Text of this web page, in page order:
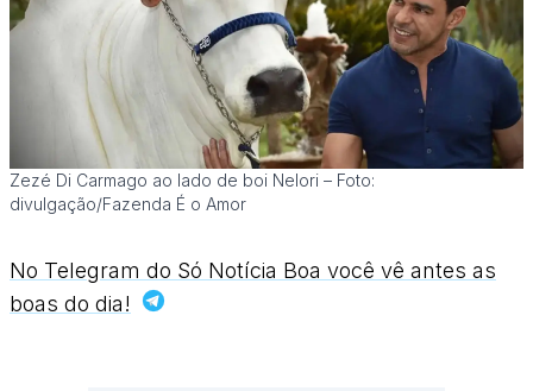
Zezé Di Carmago ao lado de boi Nelori – Foto:
divulgação/Fazenda É o Amor
No Telegram do Só Notícia Boa você vê antes as
boas do dia!